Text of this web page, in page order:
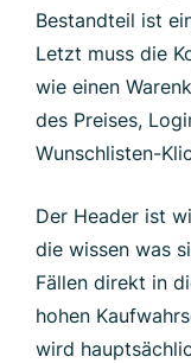
Bestandteil ist
Letzt muss die
wie einen
des Preises,
Wunschlisten-
Der Header ist
die wissen was
Fällen direkt in
hohen
wird